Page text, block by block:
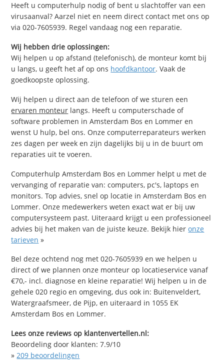
Heeft u computerhulp nodig of bent u slachtoffer van een
virusaanval? Aarzel niet en neem direct contact met ons op
via 020-7605939. Regel vandaag nog een reparatie.
Wij hebben drie oplossingen:
Wij helpen u op afstand (telefonisch), de monteur komt bij
u langs, u geeft het af op ons hoofdkantoor. Vaak de
goedkoopste oplossing.
Wij helpen u direct aan de telefoon of we sturen een
ervaren monteur langs. Heeft u computerschade of
software problemen in Amsterdam Bos en Lommer en
wenst U hulp, bel ons. Onze computerreparateurs werken
zes dagen per week en zijn dagelijks bij u in de buurt om
reparaties uit te voeren.
Computerhulp Amsterdam Bos en Lommer helpt u met de
vervanging of reparatie van: computers, pc's, laptops en
monitors. Top advies, snel op locatie in Amsterdam Bos en
Lommer. Onze medewerkers weten exact wat er bij uw
computersysteem past. Uiteraard krijgt u een professioneel
advies bij het maken van de juiste keuze. Bekijk hieronze
tarieven »
Bel deze ochtend nog met 020-7605939 en we helpen u
direct of we plannen onze monteur op locatieservice vanaf
€70,- incl. diagnose en kleine reparatie! Wij helpen u in de
gehele 020 regio en omgeving, dus ook in: Buitenveldert,
Watergraafsmeer, de Pijp, en uiteraard in 1055 EK
Amsterdam Bos en Lommer.
Lees onze reviews op klantenvertellen.nl:
Beoordeling door klanten:7.9/10
»209 beoordelingen